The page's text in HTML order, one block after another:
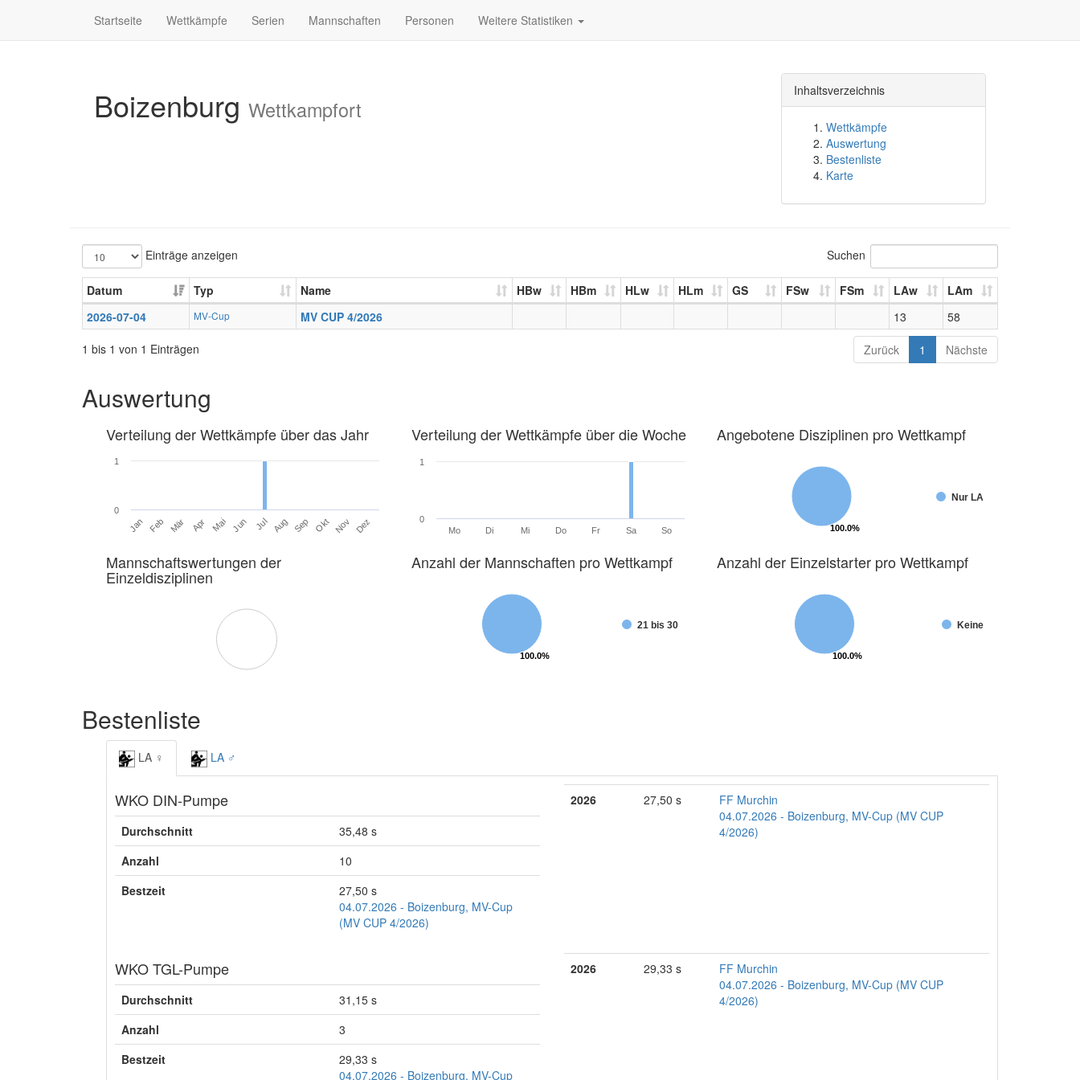
Startseite Wettkämpfe Serien Mannschaften Personen Weitere Statistiken
Boizenburg Wettkampfort
Inhaltsverzeichnis
Wettkämpfe
Auswertung
Bestenliste
Karte
Einträge anzeigen Suchen
Datum Typ Name HBw HBm HLw HLm GS FSw FSm LAw
LAm
2026-07-04
MV-Cup MV CUP 4/2026 13
58
1 bis 1 von 1 Einträgen
Zurück 1 Nächste
Auswertung
Verteilung der Wettkämpfe über das Jahr
Jan Feb Mär Apr Mai Jun Jul Aug Sep Okt Nov Dez
0
1
Verteilung der Wettkämpfe über die Woche
Mo Di Mi Do Fr Sa So
0
1
Angebotene Disziplinen pro Wettkampf
100.0%
100.0%
Nur LA
Mannschaftswertungen der
Einzeldisziplinen
Anzahl der Mannschaften pro Wettkampf
100.0%
100.0%
21 bis 30
Anzahl der Einzelstarter pro Wettkampf
100.0%
100.0%
Keine
Bestenliste
LA ♀ LA ♂
WKO DIN-Pumpe
Durchschnitt
35,48 s
Anzahl
10
Bestzeit
27,50 s
04.07.2026 - Boizenburg, MV-Cup
(MV CUP 4/2026)
2026 27,50 s
FF Murchin
04.07.2026 - Boizenburg, MV-Cup (MV CUP
4/2026)
WKO TGL-Pumpe
Durchschnitt
31,15 s
Anzahl
3
Bestzeit
29,33 s
04.07.2026 - Boizenburg, MV-Cup
2026 29,33 s
FF Murchin
04.07.2026 - Boizenburg, MV-Cup (MV CUP
4/2026)